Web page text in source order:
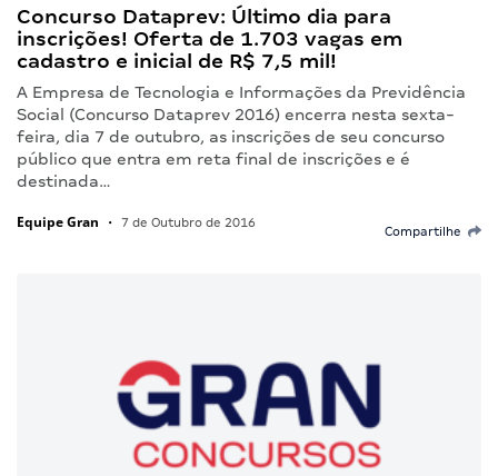
Concurso Dataprev: Último dia para
inscrições! Oferta de 1.703 vagas em
cadastro e inicial de R$ 7,5 mil!
A Empresa de Tecnologia e Informações da Previdência
Social (Concurso Dataprev 2016) encerra nesta sexta-
feira, dia 7 de outubro, as inscrições de seu concurso
público que entra em reta final de inscrições e é
destinada…
Equipe Gran • 7 de Outubro de 2016
Compartilhe